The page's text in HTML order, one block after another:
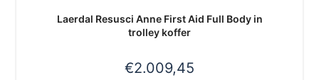
Laerdal Resusci Anne First Aid Full Body in
trolley koffer
€2.009,45